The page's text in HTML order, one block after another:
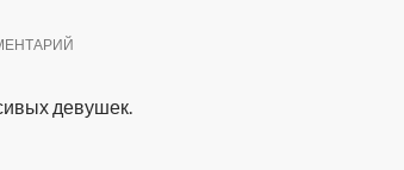
девушек.